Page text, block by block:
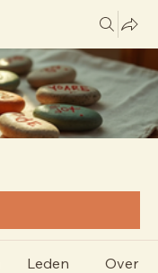
Leden Over